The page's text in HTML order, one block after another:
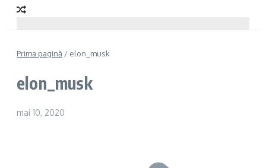
Prima pagină / elon_musk
elon_musk
mai 10, 2020